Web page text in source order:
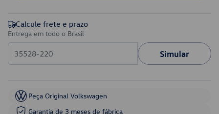
Calcule frete e prazo
Entrega em todo o Brasil
Simular
Peça Original Volkswagen
Garantia de 3 meses de fábrica